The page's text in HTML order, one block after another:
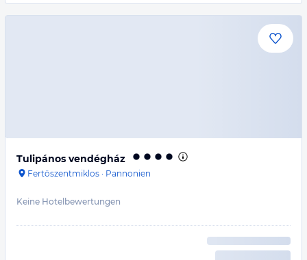
Tulipános vendégház
Fertöszentmiklos · Pannonien
Keine Hotelbewertungen